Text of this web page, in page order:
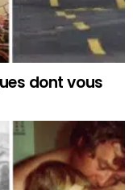
dont vous